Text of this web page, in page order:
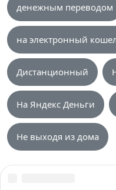
денежным переводом
на электронный
Дистанционный
На Яндекс Деньги
Не выходя из дома